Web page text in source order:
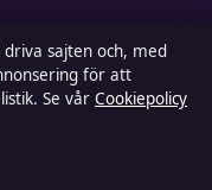
sajten och, med
för att
Se vår Cookiepolicy